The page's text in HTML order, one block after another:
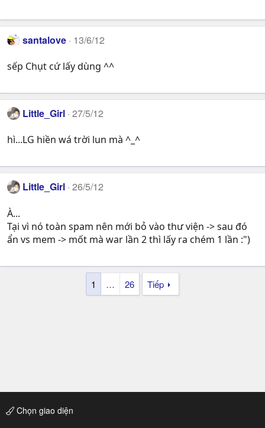
santalove 13/6/12
sếp Chụt cứ lấy dùng ^^
Little_Girl 27/5/12
hì...LG hiền wá trời lun mà ^_^
Little_Girl 26/5/12
À...
Tại vì nó toàn spam nên mới bỏ vào thư viện -> sau đó
ẩn vs mem -> mốt mà war lần 2 thì lấy ra chém 1 lần :")
1 … 26 Tiếp
Chọn giao diện